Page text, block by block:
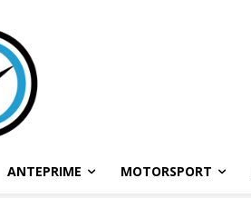
ANTEPRIME MOTORSPORT